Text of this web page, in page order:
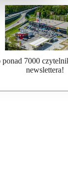
ponad 7000
newslettera!